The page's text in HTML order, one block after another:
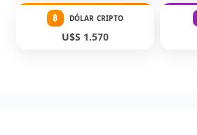
₿ DÓLAR CRIPTO
U$S 1.570